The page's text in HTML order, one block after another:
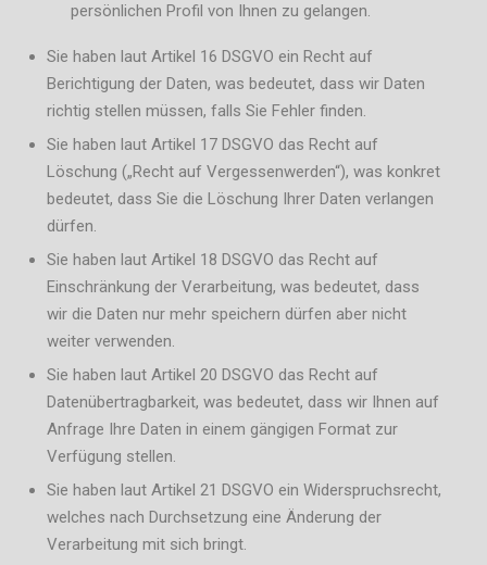
persönlichen Profil von Ihnen zu gelangen.
Sie haben laut Artikel 16 DSGVO ein Recht auf
Berichtigung der Daten, was bedeutet, dass wir Daten
richtig stellen müssen, falls Sie Fehler finden.
Sie haben laut Artikel 17 DSGVO das Recht auf
Löschung („Recht auf Vergessenwerden“), was konkret
bedeutet, dass Sie die Löschung Ihrer Daten verlangen
dürfen.
Sie haben laut Artikel 18 DSGVO das Recht auf
Einschränkung der Verarbeitung, was bedeutet, dass
wir die Daten nur mehr speichern dürfen aber nicht
weiter verwenden.
Sie haben laut Artikel 20 DSGVO das Recht auf
Datenübertragbarkeit, was bedeutet, dass wir Ihnen auf
Anfrage Ihre Daten in einem gängigen Format zur
Verfügung stellen.
Sie haben laut Artikel 21 DSGVO ein Widerspruchsrecht,
welches nach Durchsetzung eine Änderung der
Verarbeitung mit sich bringt.